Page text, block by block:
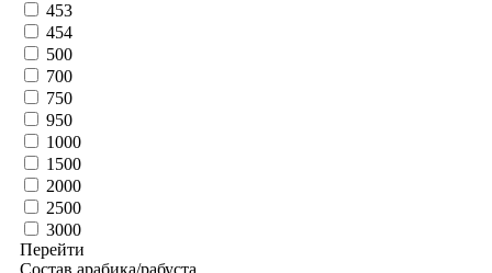
453
454
500
700
750
950
1000
1500
2000
2500
3000
Перейти